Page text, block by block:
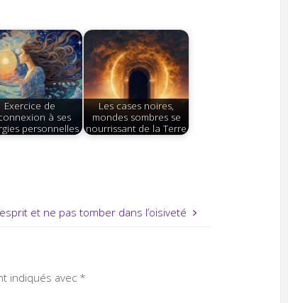
Exercice de
à ses
personnelles
Les cases noires,
mondes sombres se
nourrissant de la Terre
et ne pas tomber dans l’oisiveté
indiqués avec *